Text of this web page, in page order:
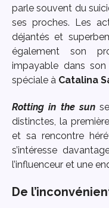
parle souvent du
ses proches. Les
déjantés et
également son
impayable dans
spéciale à Catalina
Rotting in the sun
distinctes, la
et sa rencontre
s’intéresse
l’influenceur et une
De